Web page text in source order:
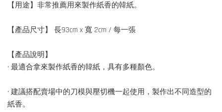
【用途】非常推薦用來製作紙香的韓紙。
【產品尺寸】 長93cm x 寬 2cm / 每一張
【產品說明】
• 最適合拿來製作紙香的韓紙，具有多種顏色。
• 建議搭配賣場中的刀模與壓切機一起使用，製作出不同造型的
紙香。